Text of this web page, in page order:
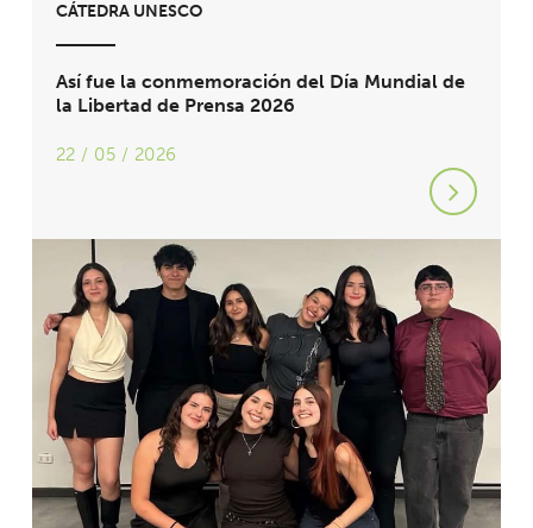
CÁTEDRA UNESCO
Así fue la conmemoración del Día Mundial de
la Libertad de Prensa 2026
22 / 05 / 2026